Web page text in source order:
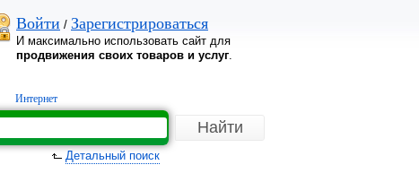
Войти / Зарегистрироваться
И максимально использовать сайт для
продвижения своих товаров и услуг.
Интернет
Детальный поиск